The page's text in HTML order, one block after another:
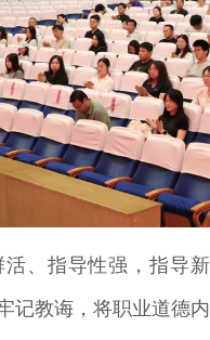
、指导性强，指导
记教诲，将职业道